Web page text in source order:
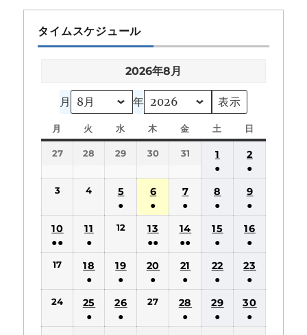
タイムスケジュール
2026年8月
月 年
月
曜
日
火
曜
日
水
曜
日
木
曜
日
金
曜
土
曜
日
曜
27 28 29 30 31
1
●
(1
件
の
イ
ベ
ン
ト)
2
●
(1
件
の
イ
ベ
ン
ト)
3 4
5
●
(1
の
イ
ベ
ン
ト)
6
●
(1
件
の
イ
ベ
ン
7
●
(1
件
の
イ
ベ
ン
ト)
8
●
(1
件
の
イ
ベ
ン
ト)
9
●
(1
件
の
イ
ベ
ン
ト)
10
●●
(2
の
イ
11
●
(1
件
の
イ
ベ
12
13
●●
(2
件
の
イ
14
●●
(2
件
の
イ
ベ
15
●
(1
件
の
イ
ベ
16
●
(1
件
の
イ
ベ
17
18
●
(1
件
19
●
(1
件
20
●
(1
21
●
(1
件
22
●
(1
件
23
●
(1
件
24
25
●
26
●
27
28
●
29
●
30
●